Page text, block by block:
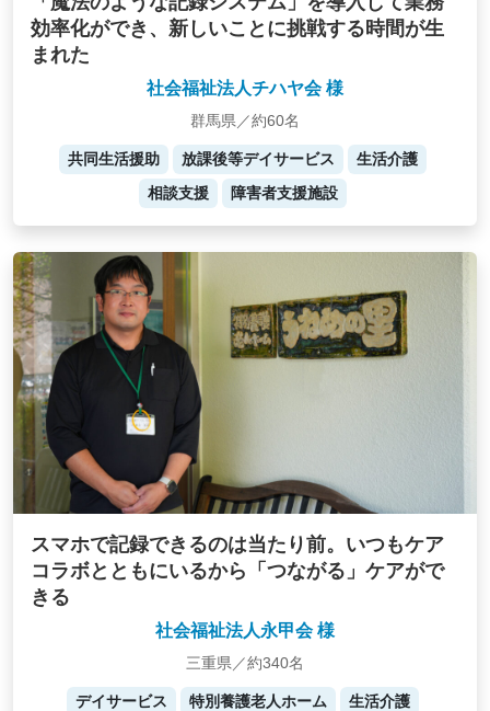
効率化ができ、新しいことに挑戦する時間が生
まれた
社会福祉法人チハヤ会 様
群馬県／約60名
共同生活援助 放課後等デイサービス
生活介護
相談支援
障害者支援施設
スマホで記録できるのは当たり前。いつもケア
コラボとともにいるから「つながる」ケアがで
きる
社会福祉法人永甲会 様
三重県／約340名
デイサービス 特別養護老人ホーム
生活介護